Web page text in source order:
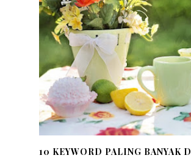
10 KEYWORD PALING BANYAK